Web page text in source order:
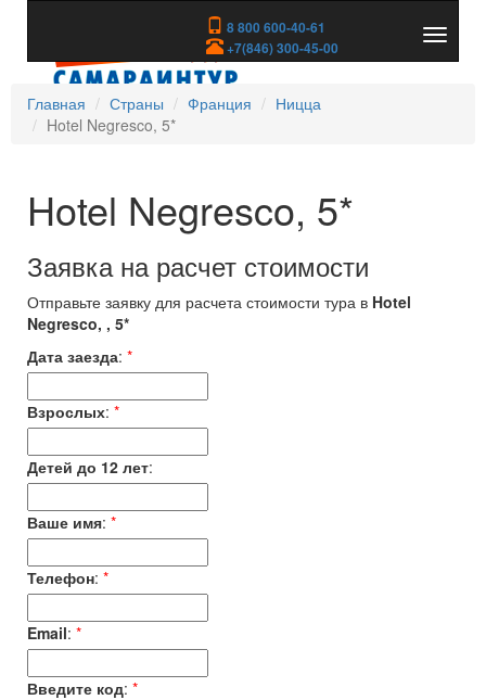
8 800 600-40-61
+7(846) 300-45-00
скрыть
Главная
Страны Франция
Ницца
Hotel Negresco, 5*
Hotel Negresco, 5*
Заявка на расчет стоимости
Отправьте заявку для расчета стоимости тура в Hotel
Negresco, , 5*
Дата заезда: *
Взрослых: *
Детей до 12 лет:
Ваше имя: *
Телефон: *
Email: *
Введите код: *